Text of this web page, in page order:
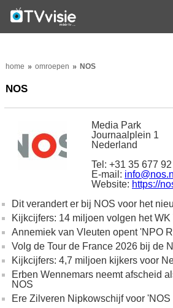
home omroepen NOS
NOS
Media Park
Journaalplein 1
Nederland
Tel: +31 35 677
E-mail: info@nos.nl
Website: https://
Dit verandert er bij NOS voor het
Kijkcijfers: 14 miljoen volgen het
Annemiek van Vleuten opent 'NPO
Volg de Tour de France 2026 bij de
Kijkcijfers: 4,7 miljoen kijkers voor
Erben Wennemars neemt afscheid
NOS
Ere Zilveren Nipkowschijf voor